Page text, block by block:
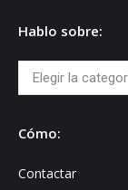
Hablo sobre:
Hablo
sobre:
Cómo:
Contactar